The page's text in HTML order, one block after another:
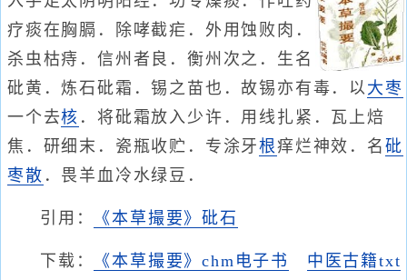
疗痰在胸膈．除哮截疟．外用蚀败肉．
杀虫枯痔．信州者良．衡州次之．生名
砒黄．炼石砒霜．锡之苗也．故锡亦有毒．以 大枣
一个去核 ．将砒霜放入少许．用线扎紧．瓦上焙
焦．研细末．瓷瓶收贮．专涂牙根痒烂神效．名 砒
枣散 ．畏羊血冷水绿豆．
引用： 《本草撮要》砒石
下载： 《本草撮要》chm电子书
中医古籍txt